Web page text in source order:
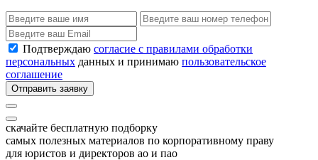
Подтверждаю согласие с правилами обработки
персональных данных и принимаю пользовательское
соглашение
Отправить заявку
скачайте бесплатную подборку
самых полезных материалов по корпоративному праву
для юристов и директоров ао и пао